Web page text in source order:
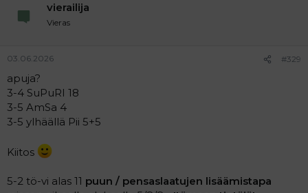
vierailija
Vieras
03.06.2026 #329
apuja?
3-4 SuPuRI 18
3-5 AmSa 4
3-5 ylhäällä Pii 5+5
Kiitos
5-2 tö-vi alas 11 puun / pensaslaatujen lisäämistapa